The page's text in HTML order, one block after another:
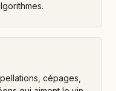
cépages,